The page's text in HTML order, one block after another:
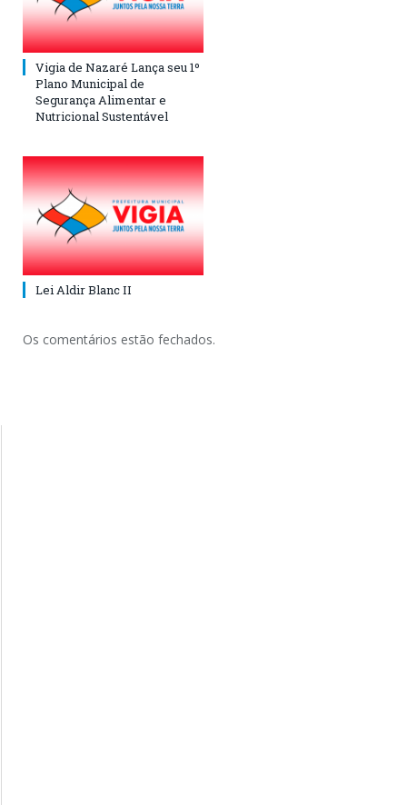
Vigia de Nazaré Lança seu 1º
Plano Municipal de
Segurança Alimentar e
Nutricional Sustentável
Lei Aldir Blanc II
Os comentários estão fechados.